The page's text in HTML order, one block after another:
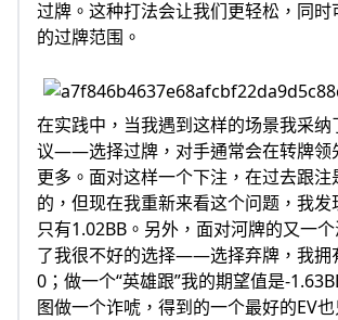
过牌。这种打法会让我们更轻松，同时
的过牌范围。
在实践中，当我遇到这样的场景我采
议——选择过牌，对手通常会在转牌领
更多。面对这样一个下注，在过去跟注
的，但现在我重新来看这个问题，我发
只有1.02BB。另外，面对河牌的又一
了我很不好的选择——选择弃牌，我拥
0；做一个“英雄跟”我的期望值是-
图做一个诈唬，得到的一个最好的EV也